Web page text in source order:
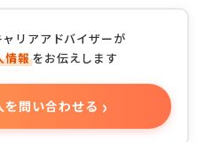
リアアドバイザーが
情報をお伝えします
を問い合わせる ›